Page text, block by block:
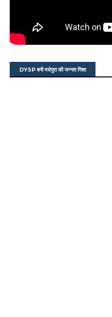
DYSP बनी मधेपुरा की जन्नत निशा